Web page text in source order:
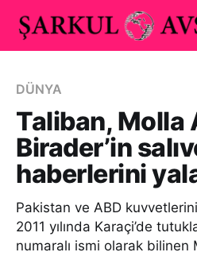
DÜNYA
Taliban, Molla
Birader’in
haberlerini
Pakistan ve ABD
2011 yılında Karaçi’de
numaralı ismi olarak bilinen